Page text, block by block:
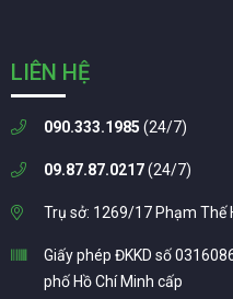
LIÊN HỆ
090.333.1985 (24/7)
09.87.87.0217(24/7)
Trụ sở: 1269/17 Phạm Thế
Giấy phép ĐKKD số
phố Hồ Chí Minh cấp